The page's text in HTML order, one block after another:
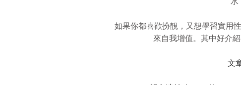
如果你都喜歡扮靚，又想學習實用
來自我增值。其中好介
文